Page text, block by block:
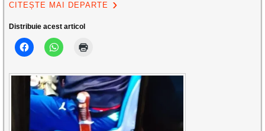
CITEȘTE MAI DEPARTE
Distribuie acest articol